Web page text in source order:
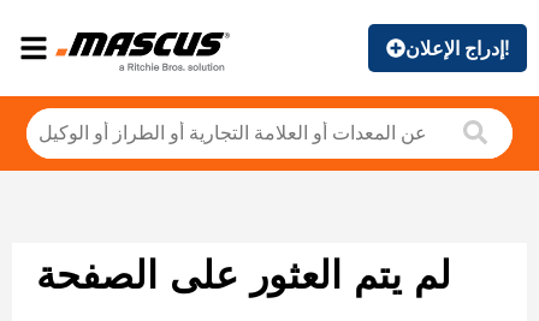
إدراج الإعلان!
لم يتم العثور على الصفحة